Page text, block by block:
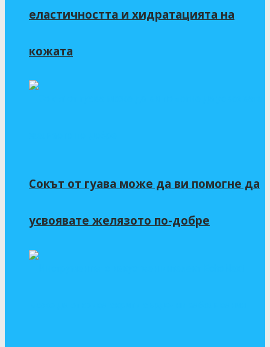
еластичността и хидратацията на
кожата
Сокът от гуава може да ви помогне да
усвоявате желязото по-добре